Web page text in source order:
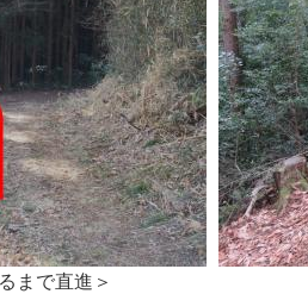
まで直進＞